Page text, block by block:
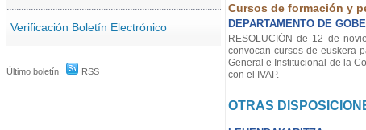
Verificación Boletín Electrónico
Último boletín RSS
Cursos de formación y
DEPARTAMENTO DE
RESOLUCIÓN de 12 de
convocan cursos de euskera
General e Institucional de la
con el IVAP.
OTRAS